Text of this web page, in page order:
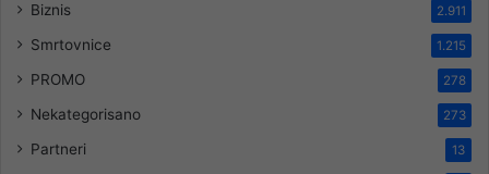
Biznis 2.911
Smrtovnice 1.215
PROMO 278
Nekategorisano 273
Partneri 13